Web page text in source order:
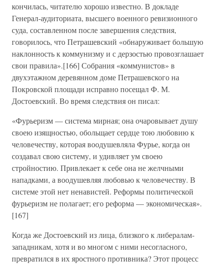
кончилась, читателю хорошо известно. В докладе
Генерал-аудиториата, высшего военного ревизионного
суда, составленном после завершения следствия,
говорилось, что Петрашевский «обнаруживает большую
наклонность к коммунизму и с дерзостью провозглашает
свои правила».[166] Собрания «коммунистов» в
двухэтажном деревянном доме Петрашевского на
Покровской площади исправно посещал Ф. М.
Достоевский. Во время следствия он писал:
«Фурьеризм — система мирная; она очаровывает душу
своею изящностью, обольщает сердце тою любовию к
человечеству, которая воодушевляла Фурье, когда он
создавал свою систему, и удивляет ум своею
стройностию. Привлекает к себе она не желчными
нападками, а воодушевляя любовью к человечеству. В
системе этой нет ненавистей. Реформы политической
фурьеризм не полагает; его реформа — экономическая».
[167]
Когда же Достоевский из лица, близкого к либералам-
западникам, хотя и во многом с ними несогласного,
превратился в их яростного противника? Этот процесс